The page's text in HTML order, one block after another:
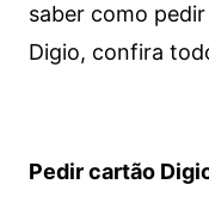
saber como
Digio, confira
Pedir cartão